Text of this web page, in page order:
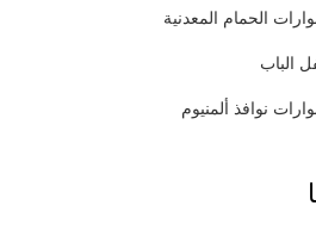
الحمام المعدنية
الباب
نوافذ ألمنيوم